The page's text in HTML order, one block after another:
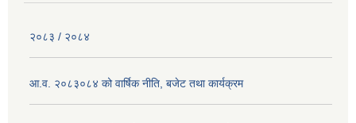
२०८३ / २०८४
आ.व. २०८३०८४ को वार्षिक नीति, बजेट तथा कार्यक्रम